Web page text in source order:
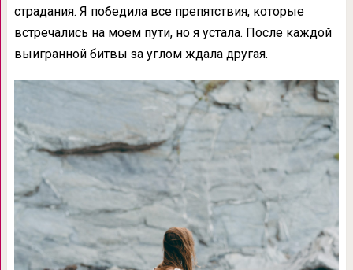
страдания. Я победила все препятствия, которые
встречались на моем пути, но я устала. После каждой
выигранной битвы за углом ждала другая.